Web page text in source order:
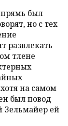
был
но с тех
развлекать
тлене
на самом
был повод
Зельмайер ей